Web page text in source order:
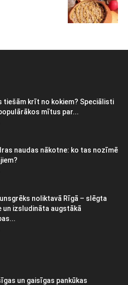
tiešām krīt no kokiem? Speciālisti
mītus par...
naudas nākotne: ko tas nozīmē
noliktavā Rīgā – slēgta
un izsludināta augstākā
un gaisīgas pankūkas